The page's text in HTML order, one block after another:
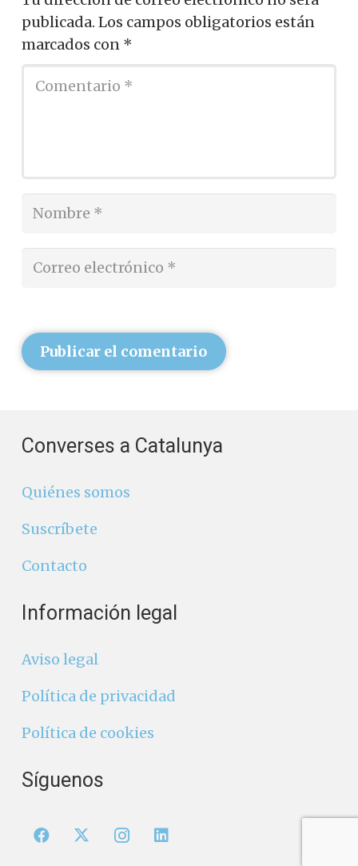
publicada. Los campos obligatorios están
marcados con *
Publicar el comentario
Converses a Catalunya
Quiénes somos
Suscríbete
Contacto
Información legal
Aviso legal
Política de privacidad
Política de cookies
Síguenos